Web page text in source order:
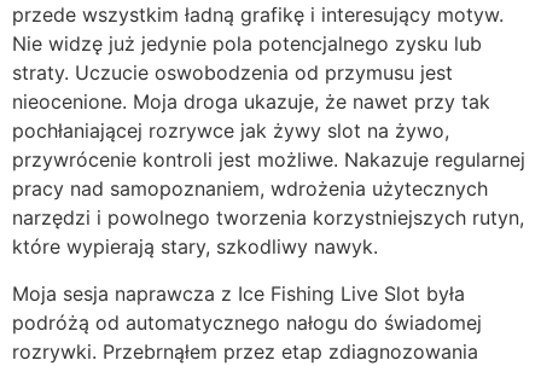
przede wszystkim ładną grafikę i interesujący motyw.
Nie widzę już jedynie pola potencjalnego zysku lub
straty. Uczucie oswobodzenia od przymusu jest
nieocenione. Moja droga ukazuje, że nawet przy tak
pochłaniającej rozrywce jak żywy slot na żywo,
przywrócenie kontroli jest możliwe. Nakazuje regularnej
pracy nad samopoznaniem, wdrożenia użytecznych
narzędzi i powolnego tworzenia korzystniejszych rutyn,
które wypierają stary, szkodliwy nawyk.
Moja sesja naprawcza z Ice Fishing Live Slot była
podróżą od automatycznego nałogu do świadomej
rozrywki. Przebrnąłem przez etap zdiagnozowania